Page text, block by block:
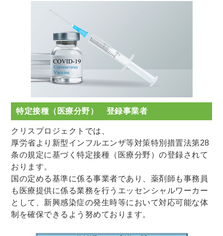
特定接種（医療分野） 登録事業者
クリスプロジェクトでは、
厚労省より新型インフルエンザ等対策特別措置法第28
条の規定に基づく特定接種（医療分野）の登録されて
おります。
国の定める基準に係る事業者であり、薬剤師も事務員
も医療提供に係る業務を行うエッセンシャルワーカー
として、新興感染症の発生時等において対応可能な体
制を確保できるよう努めております。